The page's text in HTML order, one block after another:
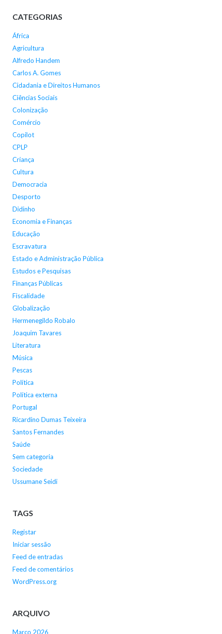
CATEGORIAS
África
Agricultura
Alfredo Handem
Carlos A. Gomes
Cidadania e Direitos Humanos
Ciências Sociais
Colonização
Comércio
Copilot
CPLP
Criança
Cultura
Democracia
Desporto
Didinho
Economia e Finanças
Educação
Escravatura
Estado e Administração Pública
Estudos e Pesquisas
Finanças Públicas
Fiscalidade
Globalização
Hermenegildo Robalo
Joaquim Tavares
Literatura
Música
Pescas
Política
Política externa
Portugal
Ricardino Dumas Teixeira
Santos Fernandes
Saúde
Sem categoria
Sociedade
Ussumane Seidi
TAGS
Registar
Iniciar sessão
Feed de entradas
Feed de comentários
WordPress.org
ARQUIVO
Março 2026